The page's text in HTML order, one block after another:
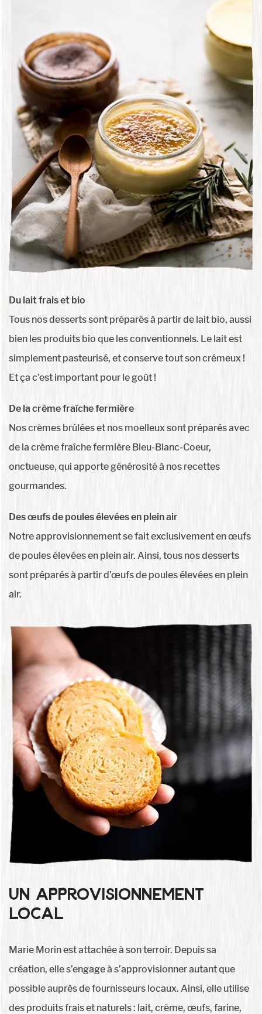
Du lait frais et bio
Tous nos desserts sont préparés à partir de lait bio, aussi
bien les produits bio que les conventionnels. Le lait est
simplement pasteurisé, et conserve tout son crémeux !
Et ça c’est important pour le goût !
De la crème fraîche fermière
Nos crèmes brûlées et nos moelleux sont préparés avec
de la crème fraîche fermière Bleu-Blanc-Coeur,
onctueuse, qui apporte générosité à nos recettes
gourmandes.
Des œufs de poules élevées en plein air
Notre approvisionnement se fait exclusivement en œufs
de poules élevées en plein air. Ainsi, tous nos desserts
sont préparés à partir d’œufs de poules élevées en plein
air.
Un approvisionnement
Local
Marie Morin est attachée à son terroir. Depuis sa
création, elle s’engage à s’approvisionner autant que
possible auprès de fournisseurs locaux. Ainsi, elle utilise
des produits frais et naturels : lait, crème, œufs, farine,